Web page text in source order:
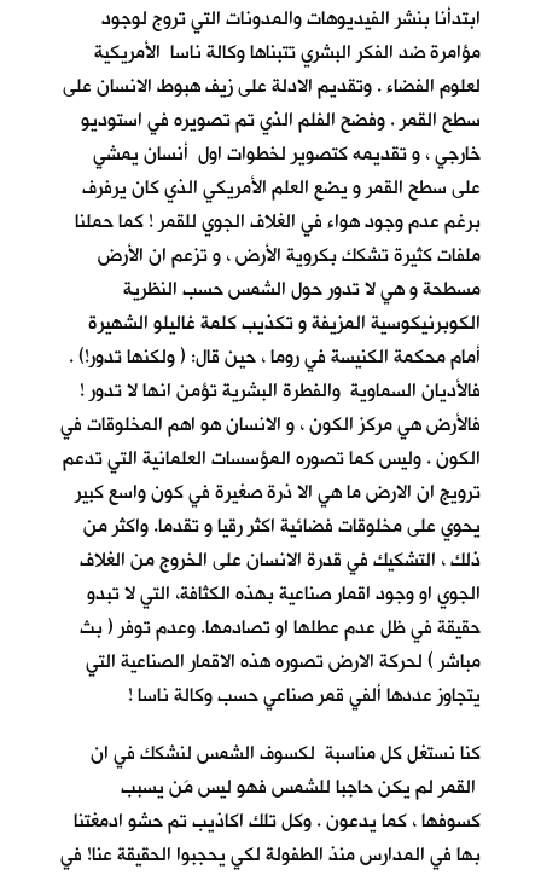
ابتدأنا بنشر الفيديوهات والمدونات التي تروج لوجود
مؤامرة ضد الفكر البشري تتبناها وكالة ناسا الأمريكية
لعلوم الفضاء . وتقديم الادلة على زيف هبوط الانسان على
سطح القمر . وفضح الفلم الذي تم تصويره في استوديو
خارجي ، و تقديمه كتصوير لخطوات اول أنسان يمشي
على سطح القمر و يضع العلم الأمريكي الذي كان يرفرف
برغم عدم وجود هواء في الغلاف الجوي للقمر ! كما حملنا
ملفات كثيرة تشكك بكروية الأرض ، و تزعم ان الأرض
مسطحة و هي لا تدور حول الشمس حسب النظرية
الكوبرنيكوسية المزيفة و تكذيب كلمة غاليلو الشهيرة
أمام محكمة الكنيسة في روما ، حين قال: ( ولكنها تدور!) .
فالأديان السماوية والفطرة البشرية تؤمن انها لا تدور !
فالأرض هي مركز الكون ، و الانسان هو اهم المخلوقات في
الكون . وليس كما تصوره المؤسسات العلمانية التي تدعم
ترويج ان الارض ما هي الا ذرة صغيرة في كون واسع كبير
يحوي على مخلوقات فضائية اكثر رقيا و تقدما. واكثر من
ذلك ، التشكيك في قدرة الانسان على الخروج من الغلاف
الجوي او وجود اقمار صناعية بهذه الكثافة، التي لا تبدو
حقيقة في ظل عدم عطلها او تصادمها. وعدم توفر ( بث
مباشر ) لحركة الارض تصوره هذه الاقمار الصناعية التي
يتجاوز عددها ألفي قمر صناعي حسب وكالة ناسا !
كنا نستغل كل مناسبة لكسوف الشمس لنشكك في ان
القمر لم يكن حاجبا للشمس فهو ليس مَن يسبب
كسوفها ، كما يدعون . وكل تلك اكاذيب تم حشو ادمغتنا
بها في المدارس منذ الطفولة لكي يحجبوا الحقيقة عنا! في